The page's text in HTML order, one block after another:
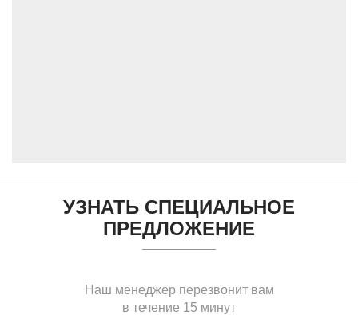
УЗНАТЬ СПЕЦИАЛЬНОЕ
ПРЕДЛОЖЕНИЕ
Наш менеджер перезвонит вам
в течение 15 минут